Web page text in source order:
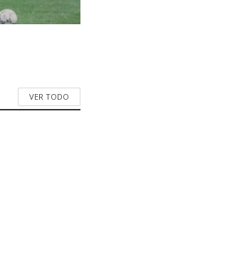
VER TODO